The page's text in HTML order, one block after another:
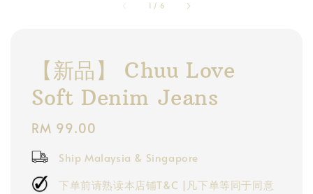
1 / 6
【新品】 Chuu Love
Soft Denim Jeans
Regular
price
RM 99.00
Ship Malaysia & Singapore
下单前请熟读本店铺T&C |凡下单等同于同意